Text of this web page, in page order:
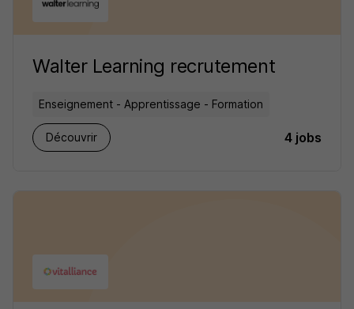
Walter Learning recrutement
Enseignement - Apprentissage - Formation
Découvrir 4 jobs